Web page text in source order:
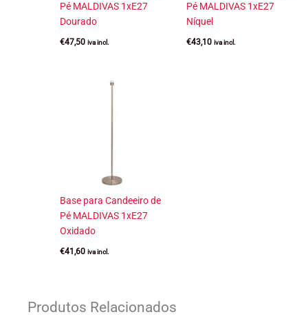
Pé MALDIVAS 1xE27
Dourado
€47,50 iva incl.
Pé MALDIVAS 1xE27
Níquel
€43,10 iva incl.
Base para Candeeiro de
Pé MALDIVAS 1xE27
Oxidado
€41,60 iva incl.
Produtos Relacionados